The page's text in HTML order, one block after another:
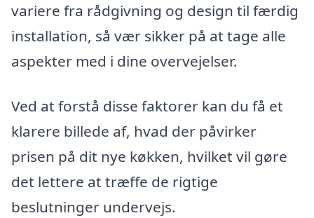
variere fra rådgivning og design til færdig
installation, så vær sikker på at tage alle
aspekter med i dine overvejelser.
Ved at forstå disse faktorer kan du få et
klarere billede af, hvad der påvirker
prisen på dit nye køkken, hvilket vil gøre
det lettere at træffe de rigtige
beslutninger undervejs.